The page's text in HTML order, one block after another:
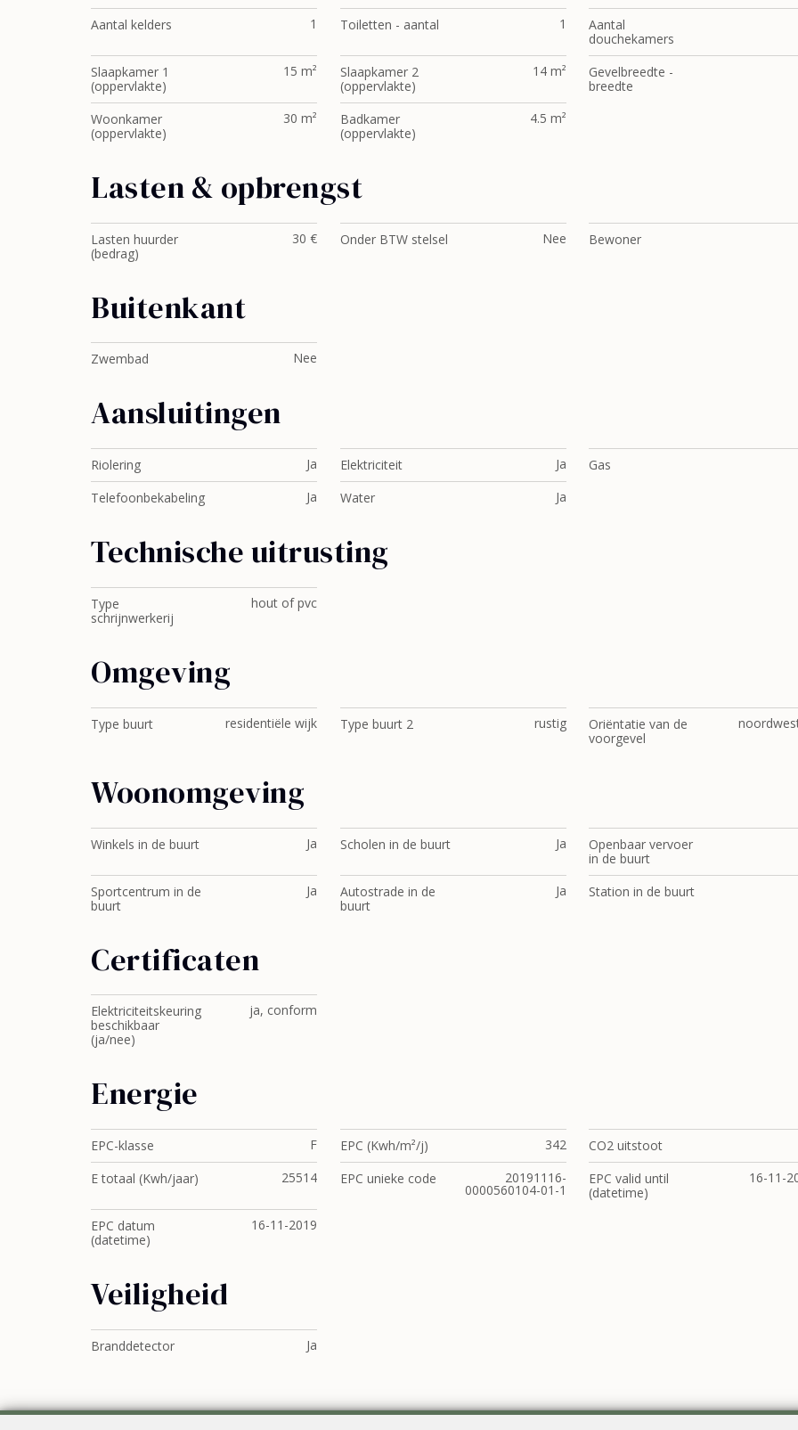
Aantal kelders 1 Toiletten - aantal 1
Aantal
douchekamers
Slaapkamer 1
(oppervlakte)
15 m²
Slaapkamer 2
(oppervlakte)
14 m²
Gevelbreedte -
breedte
Woonkamer
(oppervlakte)
30 m²
Badkamer
(oppervlakte)
4.5 m²
Lasten & opbrengst
Lasten huurder
(bedrag)
30 € Onder BTW stelsel Nee Bewoner
Buitenkant
Zwembad Nee
Aansluitingen
Riolering Ja Elektriciteit Ja Gas
Telefoonbekabeling
Ja Water Ja
Technische uitrusting
Type
schrijnwerkerij
hout of pvc
Omgeving
Type buurt residentiële wijk Type buurt 2 rustig
Oriëntatie van de
voorgevel
Woonomgeving
Winkels in de buurt Ja Scholen in de buurt Ja
Openbaar vervoer
in de buurt
Sportcentrum in de
buurt
Ja
Autostrade in de
buurt
Ja Station in de buurt
Certificaten
Elektriciteitskeuring
beschikbaar
(ja/nee)
ja, conform
Energie
EPC-klasse F EPC (Kwh/m²/j) 342 CO2 uitstoot
E totaal (Kwh/jaar)
25514 EPC unieke code 20191116-
0000560104-01-1
EPC valid until
(datetime)
16-11-
EPC datum
(datetime)
16-11-2019
Veiligheid
Branddetector Ja